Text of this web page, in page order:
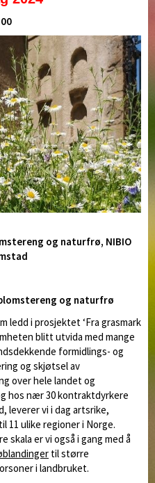
og naturfrø, NIBIO
og naturfrø
ledd i prosjektet ‘Fra grasmark
blitt utvida med mange
formidlings- og
og skjøtsel av
over hele landet og
hos nær 30 kontraktdyrkere
leverer vi i dag artsrike,
11 ulike regioner i Norge.
skala er vi også i gang med å
til større
i landbruket.